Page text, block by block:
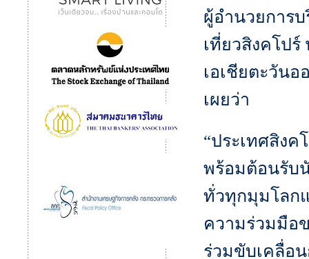
ผู้อำนวยการ
เที่ยวสิงคโป
เอเชียตะวันอ
เผยว่า
“ประเทศสิงค
พร้อมต้อนรับ
ทั่วทุกมุมโลก
ความร่วมมือ
ร่วมขับเคลื่อ